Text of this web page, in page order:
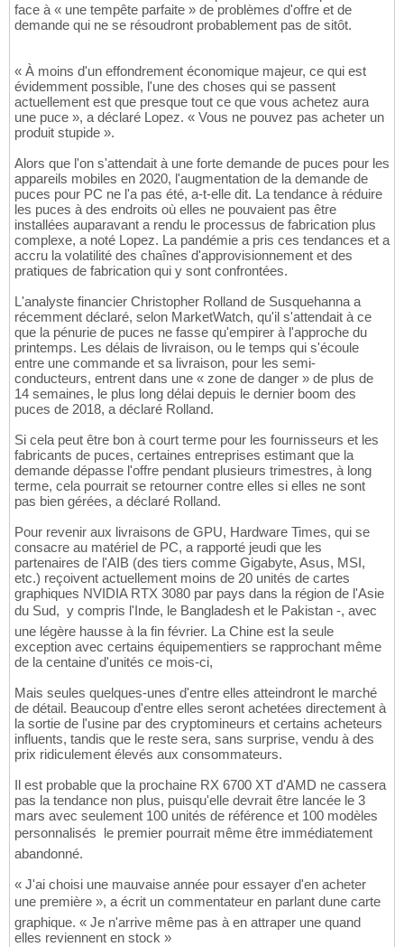
face à « une tempête parfaite » de problèmes d'offre et de
demande qui ne se résoudront probablement pas de sitôt.
« À moins d'un effondrement économique majeur, ce qui est
évidemment possible, l'une des choses qui se passent
actuellement est que presque tout ce que vous achetez aura
une puce », a déclaré Lopez. « Vous ne pouvez pas acheter un
produit stupide ».
Alors que l'on s'attendait à une forte demande de puces pour les
appareils mobiles en 2020, l'augmentation de la demande de
puces pour PC ne l'a pas été, a-t-elle dit. La tendance à réduire
les puces à des endroits où elles ne pouvaient pas être
installées auparavant a rendu le processus de fabrication plus
complexe, a noté Lopez. La pandémie a pris ces tendances et a
accru la volatilité des chaînes d'approvisionnement et des
pratiques de fabrication qui y sont confrontées.
L'analyste financier Christopher Rolland de Susquehanna a
récemment déclaré, selon MarketWatch, qu'il s'attendait à ce
que la pénurie de puces ne fasse qu'empirer à l'approche du
printemps. Les délais de livraison, ou le temps qui s'écoule
entre une commande et sa livraison, pour les semi-
conducteurs, entrent dans une « zone de danger » de plus de
14 semaines, le plus long délai depuis le dernier boom des
puces de 2018, a déclaré Rolland.
Si cela peut être bon à court terme pour les fournisseurs et les
fabricants de puces, certaines entreprises estimant que la
demande dépasse l'offre pendant plusieurs trimestres, à long
terme, cela pourrait se retourner contre elles si elles ne sont
pas bien gérées, a déclaré Rolland.
Pour revenir aux livraisons de GPU, Hardware Times, qui se
consacre au matériel de PC, a rapporté jeudi que les
partenaires de l'AIB (des tiers comme Gigabyte, Asus, MSI,
etc.) reçoivent actuellement moins de 20 unités de cartes
graphiques NVIDIA RTX 3080 par pays dans la région de l'Asie
du Sud,  y compris l'Inde, le Bangladesh et le Pakistan -, avec
une légère hausse à la fin février. La Chine est la seule
exception avec certains équipementiers se rapprochant même
de la centaine d'unités ce mois-ci,
Mais seules quelques-unes d'entre elles atteindront le marché
de détail. Beaucoup d'entre elles seront achetées directement à
la sortie de l'usine par des cryptomineurs et certains acheteurs
influents, tandis que le reste sera, sans surprise, vendu à des
prix ridiculement élevés aux consommateurs.
Il est probable que la prochaine RX 6700 XT d'AMD ne cassera
pas la tendance non plus, puisqu'elle devrait être lancée le 3
mars avec seulement 100 unités de référence et 100 modèles
personnalisés  le premier pourrait même être immédiatement
abandonné.
« J'ai choisi une mauvaise année pour essayer d'en acheter
une première », a écrit un commentateur en parlant dune carte
graphique. « Je n'arrive même pas à en attraper une quand
elles reviennent en stock »